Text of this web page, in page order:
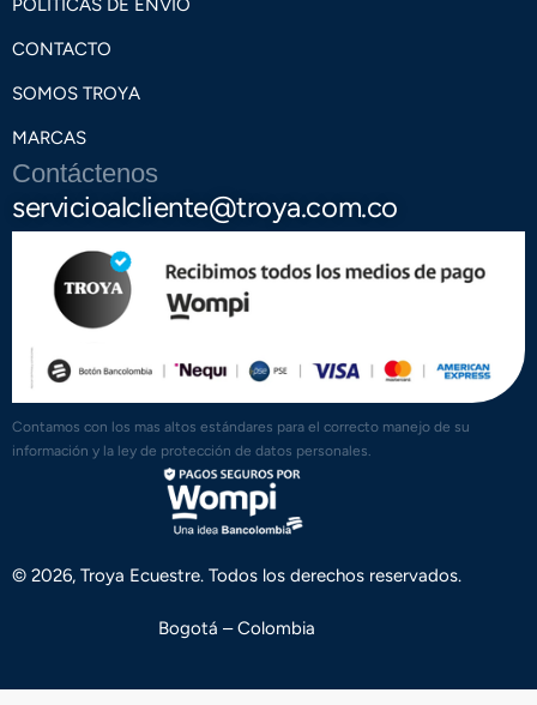
POLÍTICAS DE ENVÍO
CONTACTO
SOMOS TROYA
MARCAS
Contáctenos
servicioalcliente@troya.com.co
Contamos con los mas altos estándares para el correcto manejo de su
información y la ley de protección de datos personales.
© 2026, Troya Ecuestre. Todos los derechos reservados.
Bogotá – Colombia